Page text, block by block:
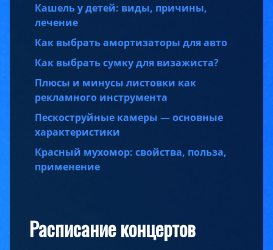
Кашель у детей: виды, причины,
лечение
Как выбрать амортизаторы для авто
Как выбрать сумку для визажиста?
Плюсы и минусы листовки как
рекламного инструмента
Пескоструйные камеры — основные
характеристики
Красный мухомор: свойства, польза,
применение
Расписание концертов